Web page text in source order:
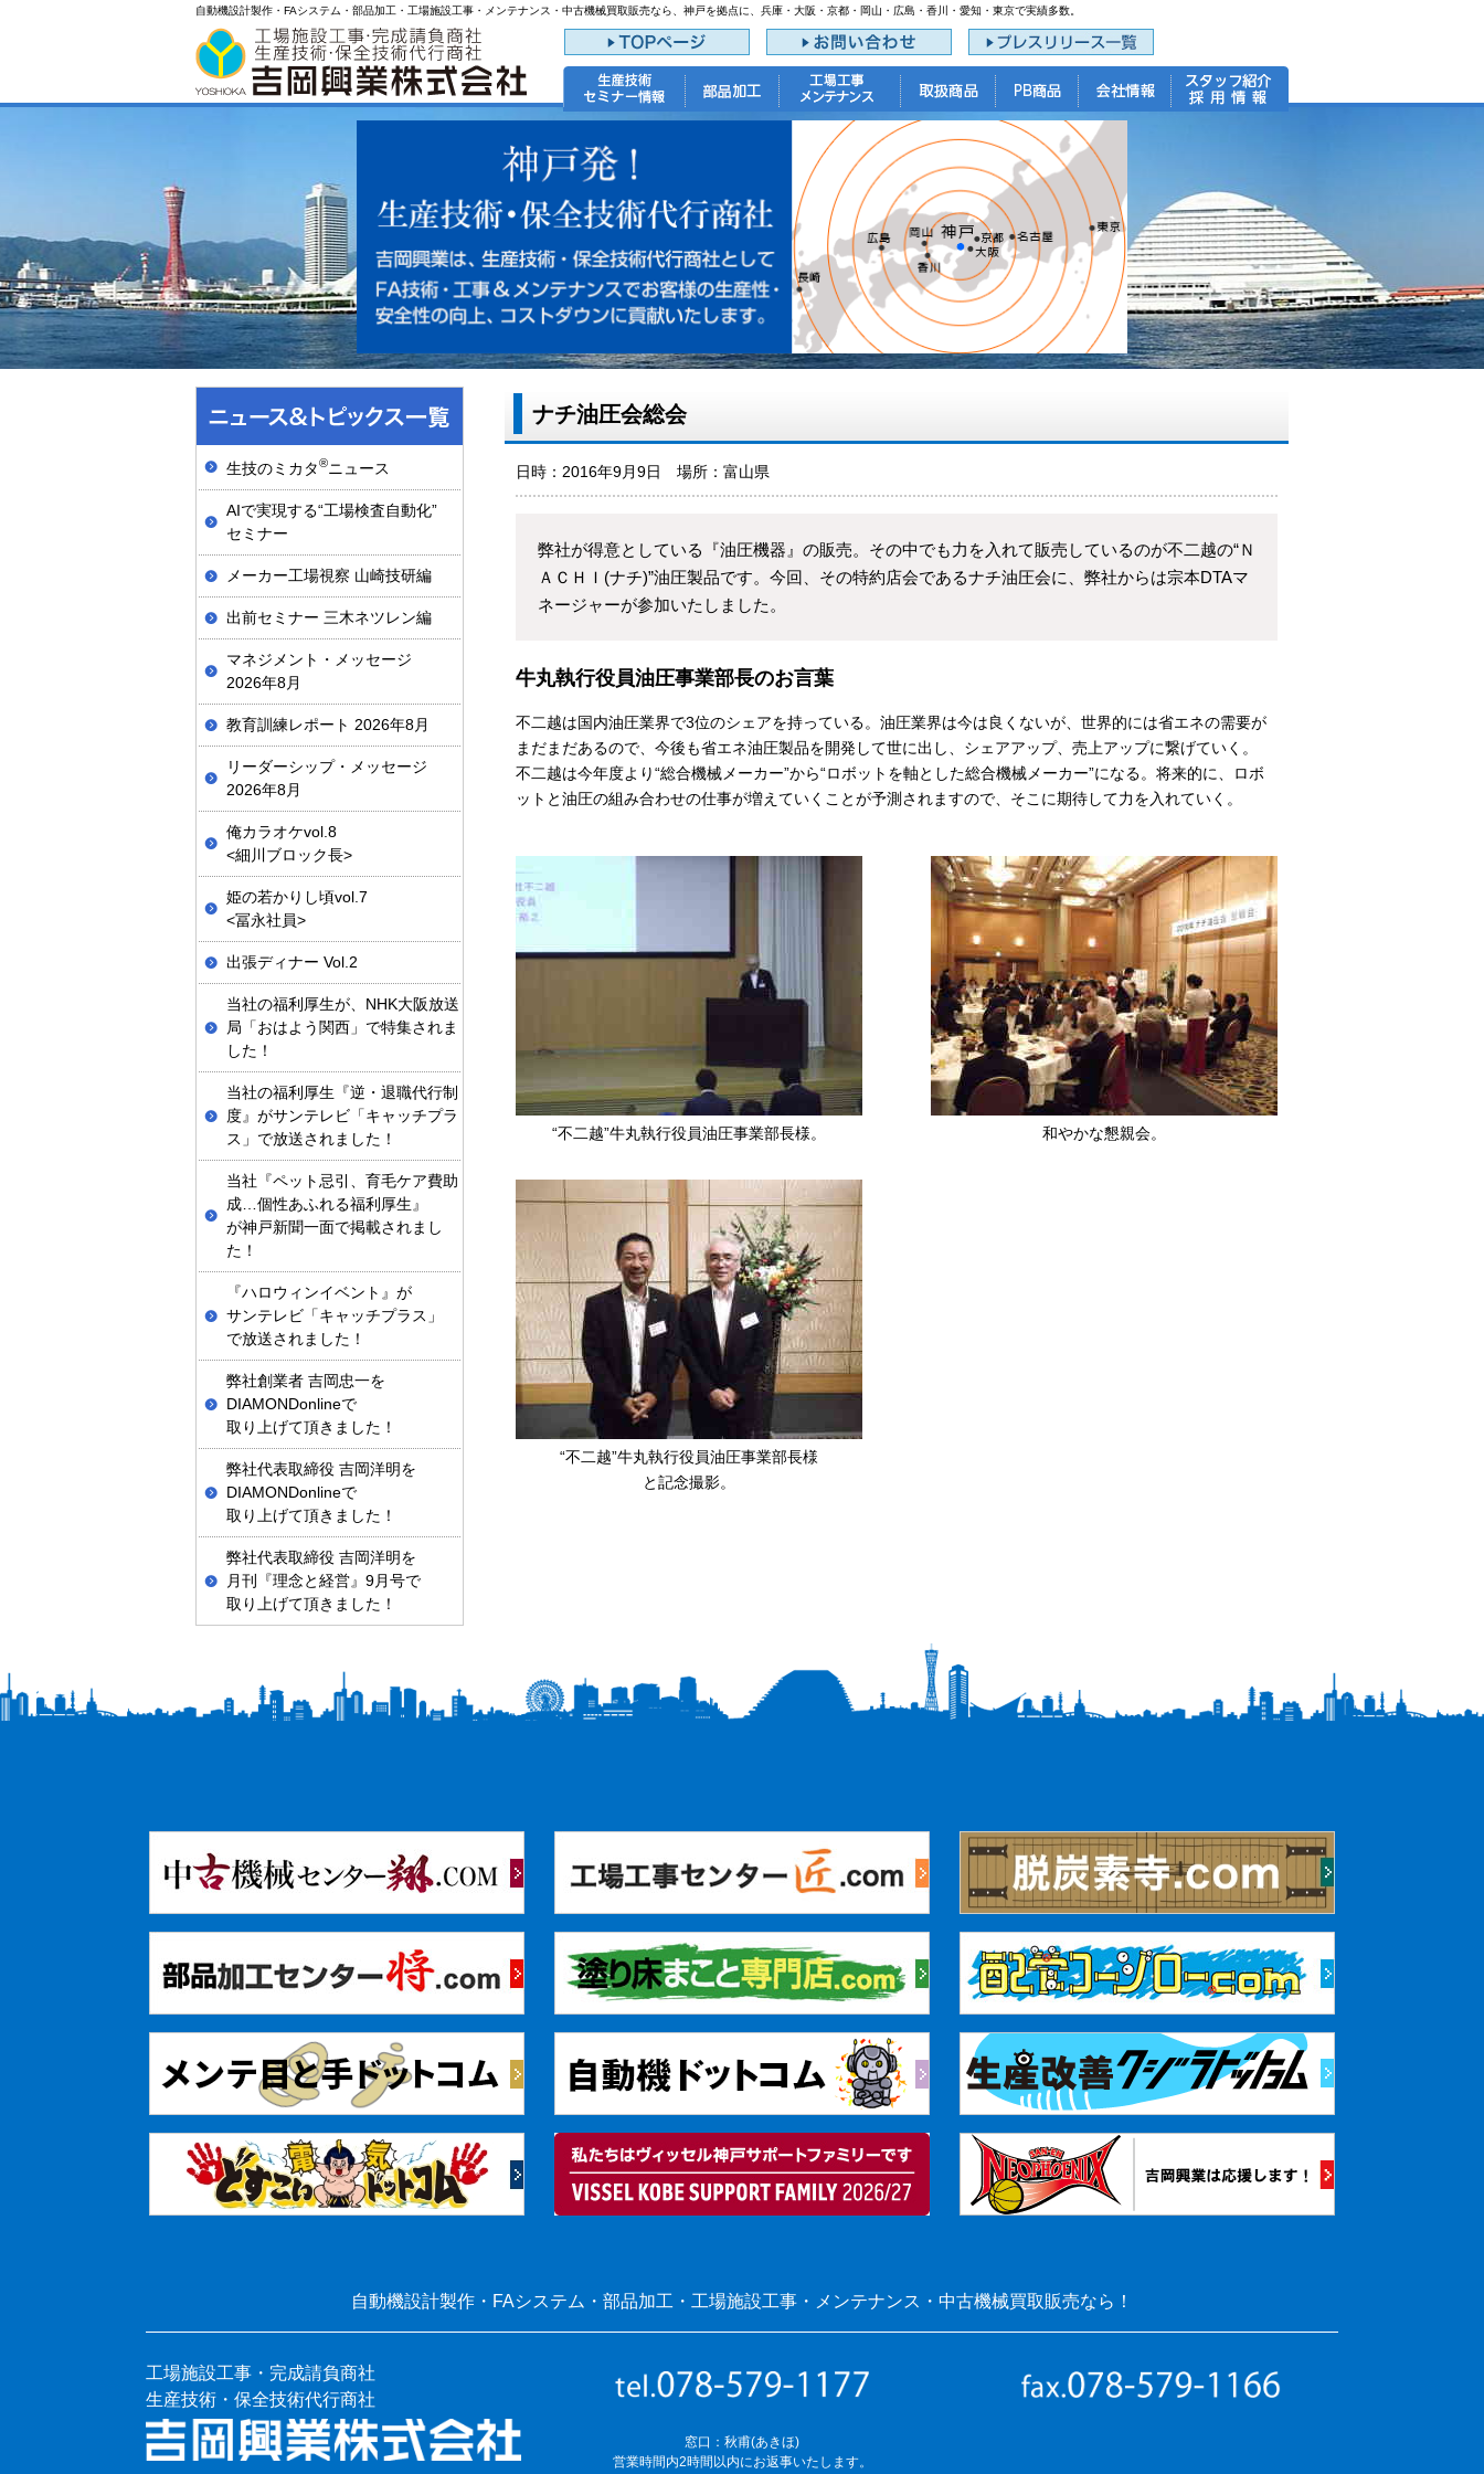
自動機設計製作・FAシステム・部品加工・工場施設工事・メンテナンス・中古機械買取販売なら、神戸を拠点に、兵庫・大阪・京都・岡山・広島・香川・愛知・東京で実績多数。
ナチ油圧会総会
日時：2016年9月9日 場所：富山県
弊社が得意としている『油圧機器』の販売。その中でも力を入れて販売しているのが不二越の“Ｎ
ＡＣＨＩ(ナチ)”油圧製品です。今回、その特約店会であるナチ油圧会に、弊社からは宗本DTAマ
ネージャーが参加いたしました。
牛丸執行役員油圧事業部長のお言葉
不二越は国内油圧業界で3位のシェアを持っている。油圧業界は今は良くないが、世界的には省エネの需要が
まだまだあるので、今後も省エネ油圧製品を開発して世に出し、シェアアップ、売上アップに繋げていく。
不二越は今年度より“総合機械メーカー”から“ロボットを軸とした総合機械メーカー”になる。将来的に、ロボ
ットと油圧の組み合わせの仕事が増えていくことが予測されますので、そこに期待して力を入れていく。
“不二越”牛丸執行役員油圧事業部長様。 和やかな懇親会。
“不二越”牛丸執行役員油圧事業部長様
と記念撮影。
生技のミカタ®ニュース
AIで実現する“工場検査自動化”
セミナー
メーカー工場視察 山崎技研編
出前セミナー 三木ネツレン編
マネジメント・メッセージ
2026年8月
教育訓練レポート 2026年8月
リーダーシップ・メッセージ
2026年8月
俺カラオケvol.8
<細川ブロック長>
姫の若かりし頃vol.7
<冨永社員>
出張ディナー Vol.2
当社の福利厚生が、NHK大阪放送
局「おはよう関西」で特集されま
した！
当社の福利厚生『逆・退職代行制
度』がサンテレビ「キャッチプラ
ス」で放送されました！
当社『ペット忌引、育毛ケア費助
成…個性あふれる福利厚生』
が神戸新聞一面で掲載されまし
た！
『ハロウィンイベント』が
サンテレビ「キャッチプラス」
で放送されました！
弊社創業者 吉岡忠一を
DIAMONDonlineで
取り上げて頂きました！
弊社代表取締役 吉岡洋明を
DIAMONDonlineで
取り上げて頂きました！
弊社代表取締役 吉岡洋明を
月刊『理念と経営』9月号で
取り上げて頂きました！
自動機設計製作・FAシステム・部品加工・工場施設工事・メンテナンス・中古機械買取販売なら！
工場施設工事・完成請負商社
生産技術・保全技術代行商社
窓口：秋甫(あきほ)
営業時間内2時間以内にお返事いたします。